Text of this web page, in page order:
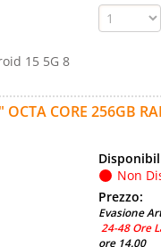
15 5G 8
CORE 256GB
Non
Prezzo:
Evasione
24-48 Ore
ore 14.00